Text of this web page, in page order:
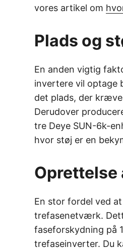
vores artikel om
Plads og
En anden vigtig
invertere vil optage
det plads, der
Derudover
tre Deye SUN-6k-
hvor støj er en
En stor fordel ved
trefasenetværk.
faseforskydning på
trefaseinverter. Du